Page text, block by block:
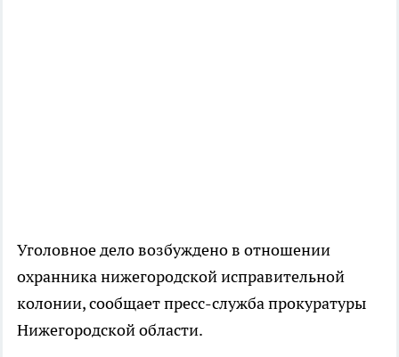
Уголовное дело возбуждено в отношении
охранника нижегородской исправительной
колонии, сообщает пресс-служба прокуратуры
Нижегородской области.